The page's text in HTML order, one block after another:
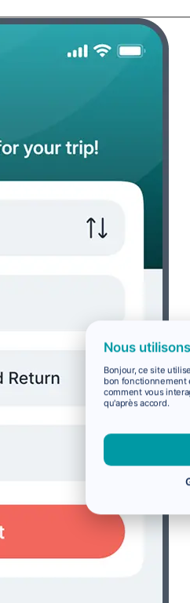
Nous
Bonjour, ce site
bon fonctionnement
comment vous
qu'après accord.